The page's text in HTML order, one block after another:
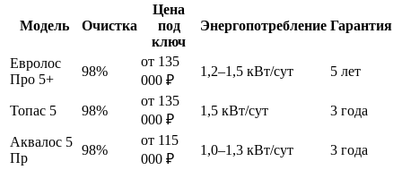
Модель Очистка
Цена
под
ключ
Энергопотребление Гарантия
Евролос
Про 5+
98%
от 135
000 ₽
1,2–1,5 кВт/сут 5 лет
Топас 5 98%
от 135
000 ₽
1,5 кВт/сут 3 года
Аквалос 5
Пр
98%
от 115
000 ₽
1,0–1,3 кВт/сут 3 года